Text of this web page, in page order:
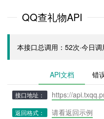
QQ查礼物API
本接口总调用：52次·今日
API文档 错
接口地址： https://
返回格式： 请看返回示例